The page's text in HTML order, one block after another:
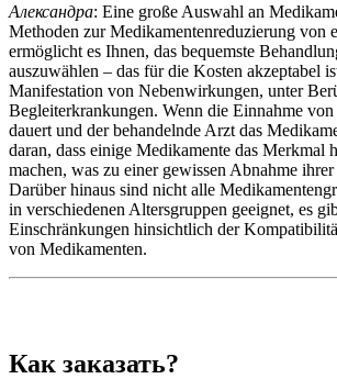
Александра: Eine große Auswahl an
Methoden zur Medikamentenreduzierung von
ermöglicht es Ihnen, das bequemste
auszuwählen – das für die Kosten akzeptabel
Manifestation von Nebenwirkungen, unter
Begleiterkrankungen. Wenn die Einnahme
dauert und der behandelnde Arzt das
daran, dass einige Medikamente das Merkmal
machen, was zu einer gewissen Abnahme
Darüber hinaus sind nicht alle
in verschiedenen Altersgruppen geeignet, es
Einschränkungen hinsichtlich der
von Medikamenten.
Как заказать?